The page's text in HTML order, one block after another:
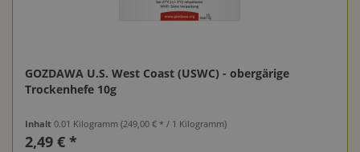
GOZDAWA U.S. West Coast (USWC) - obergärige
Trockenhefe 10g
Inhalt0.01 Kilogramm(249,00 € * / 1 Kilogramm)
2,49 € *